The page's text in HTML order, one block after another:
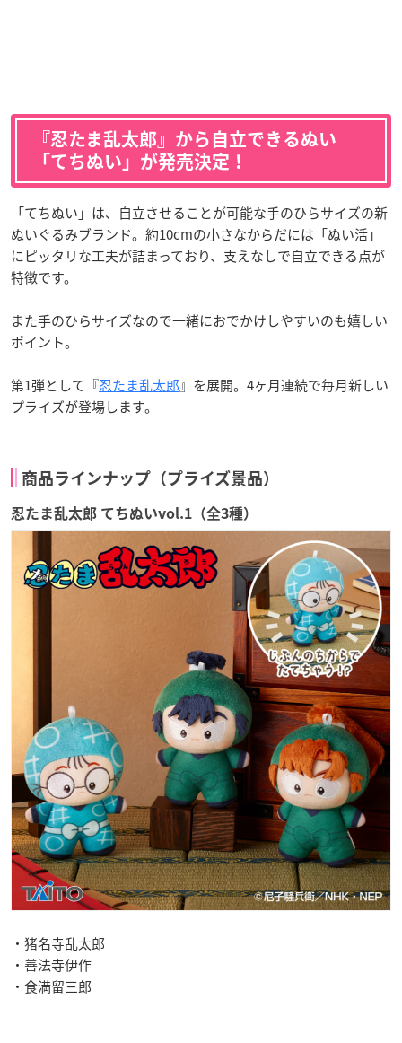
『忍たま乱太郎』から自立できるぬい
「てちぬい」が発売決定！
「てちぬい」は、自立させることが可能な手のひらサイズの新
ぬいぐるみブランド。約10cmの小さなからだには「ぬい活」
にピッタリな工夫が詰まっており、支えなしで自立できる点が
特徴です。
また手のひらサイズなので一緒におでかけしやすいのも嬉しい
ポイント。
第1弾として『忍たま乱太郎』を展開。4ヶ月連続で毎月新しい
プライズが登場します。
商品ラインナップ（プライズ景品）
忍たま乱太郎 てちぬいvol.1（全3種）
・猪名寺乱太郎
・善法寺伊作
・食満留三郎